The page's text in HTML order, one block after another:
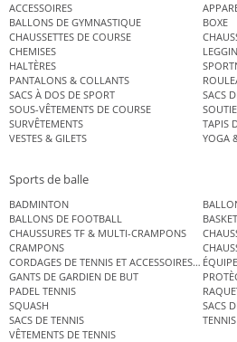
ACCESSOIRES
BALLONS DE GYMNASTIQUE
BOXE
CHAUSSETTES DE COURSE
CHEMISES
HALTÈRES
PANTALONS & COLLANTS
SACS À DOS DE SPORT
SACS
SOUS-VÊTEMENTS DE COURSE
SURVÊTEMENTS
TAPIS
VESTES & GILETS
YOGA
Sports de balle
BADMINTON
BALLONS DE FOOTBALL
CHAUSSURES TF & MULTI-CRAMPONS
CRAMPONS
CORDAGES DE TENNIS ET ACCESSOIRES DE
GANTS DE GARDIEN DE BUT
PADEL TENNIS
SQUASH
SACS
SACS DE TENNIS
TENNIS
VÊTEMENTS DE TENNIS